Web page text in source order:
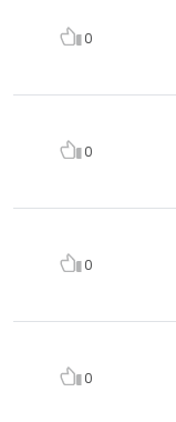
0
0
0
0